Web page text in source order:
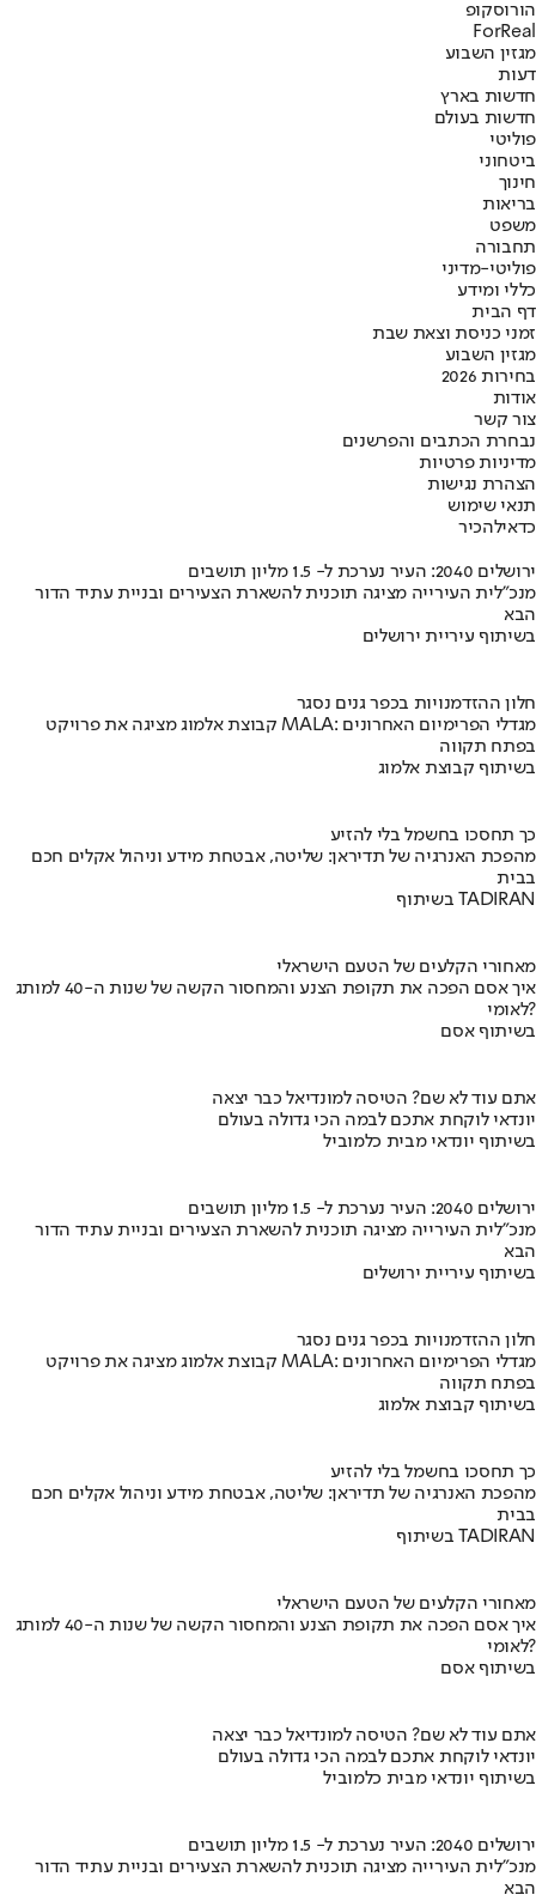
הורוסקופ
ForReal
מגזין השבוע
דעות
חדשות בארץ
חדשות בעולם
פוליטי
ביטחוני
חינוך
בריאות
משפט
תחבורה
פוליטי-מדיני
כללי ומידע
דף הבית
זמני כניסת וצאת שבת
מגזין השבוע
בחירות 2026
אודות
צור קשר
נבחרת הכתבים והפרשנים
מדיניות פרטיות
הצהרת נגישות
תנאי שימוש
כדאילהכיר
ירושלים 2040: העיר נערכת ל- 1.5 מליון תושבים
מנכ"לית העירייה מציגה תוכנית להשארת הצעירים ובניית עתיד הדור
הבא
בשיתוף עיריית ירושלים
חלון ההזדמנויות בכפר גנים נסגר
קבוצת אלמוג מציגה את פרויקט MALA: מגדלי הפרימיום האחרונים
בפתח תקווה
בשיתוף קבוצת אלמוג
כך תחסכו בחשמל בלי להזיע
מהפכת האנרגיה של תדיראן: שליטה, אבטחת מידע וניהול אקלים חכם
בבית
בשיתוף TADIRAN
מאחורי הקלעים של הטעם הישראלי
איך אסם הפכה את תקופת הצנע והמחסור הקשה של שנות ה-40 למותג
לאומי?
בשיתוף אסם
אתם עוד לא שם? הטיסה למונדיאל כבר יצאה
יונדאי לוקחת אתכם לבמה הכי גדולה בעולם
בשיתוף יונדאי מבית כלמוביל
ירושלים 2040: העיר נערכת ל- 1.5 מליון תושבים
מנכ"לית העירייה מציגה תוכנית להשארת הצעירים ובניית עתיד הדור
הבא
בשיתוף עיריית ירושלים
חלון ההזדמנויות בכפר גנים נסגר
קבוצת אלמוג מציגה את פרויקט MALA: מגדלי הפרימיום האחרונים
בפתח תקווה
בשיתוף קבוצת אלמוג
כך תחסכו בחשמל בלי להזיע
מהפכת האנרגיה של תדיראן: שליטה, אבטחת מידע וניהול אקלים חכם
בבית
בשיתוף TADIRAN
מאחורי הקלעים של הטעם הישראלי
איך אסם הפכה את תקופת הצנע והמחסור הקשה של שנות ה-40 למותג
לאומי?
בשיתוף אסם
אתם עוד לא שם? הטיסה למונדיאל כבר יצאה
יונדאי לוקחת אתכם לבמה הכי גדולה בעולם
בשיתוף יונדאי מבית כלמוביל
ירושלים 2040: העיר נערכת ל- 1.5 מליון תושבים
מנכ"לית העירייה מציגה תוכנית להשארת הצעירים ובניית עתיד הדור
הבא